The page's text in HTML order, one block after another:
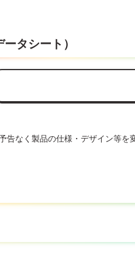
タシート）
告なく製品の仕様・デザイン等を